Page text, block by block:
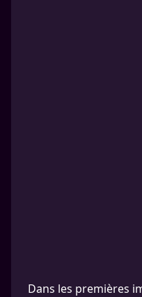
Dans les premières